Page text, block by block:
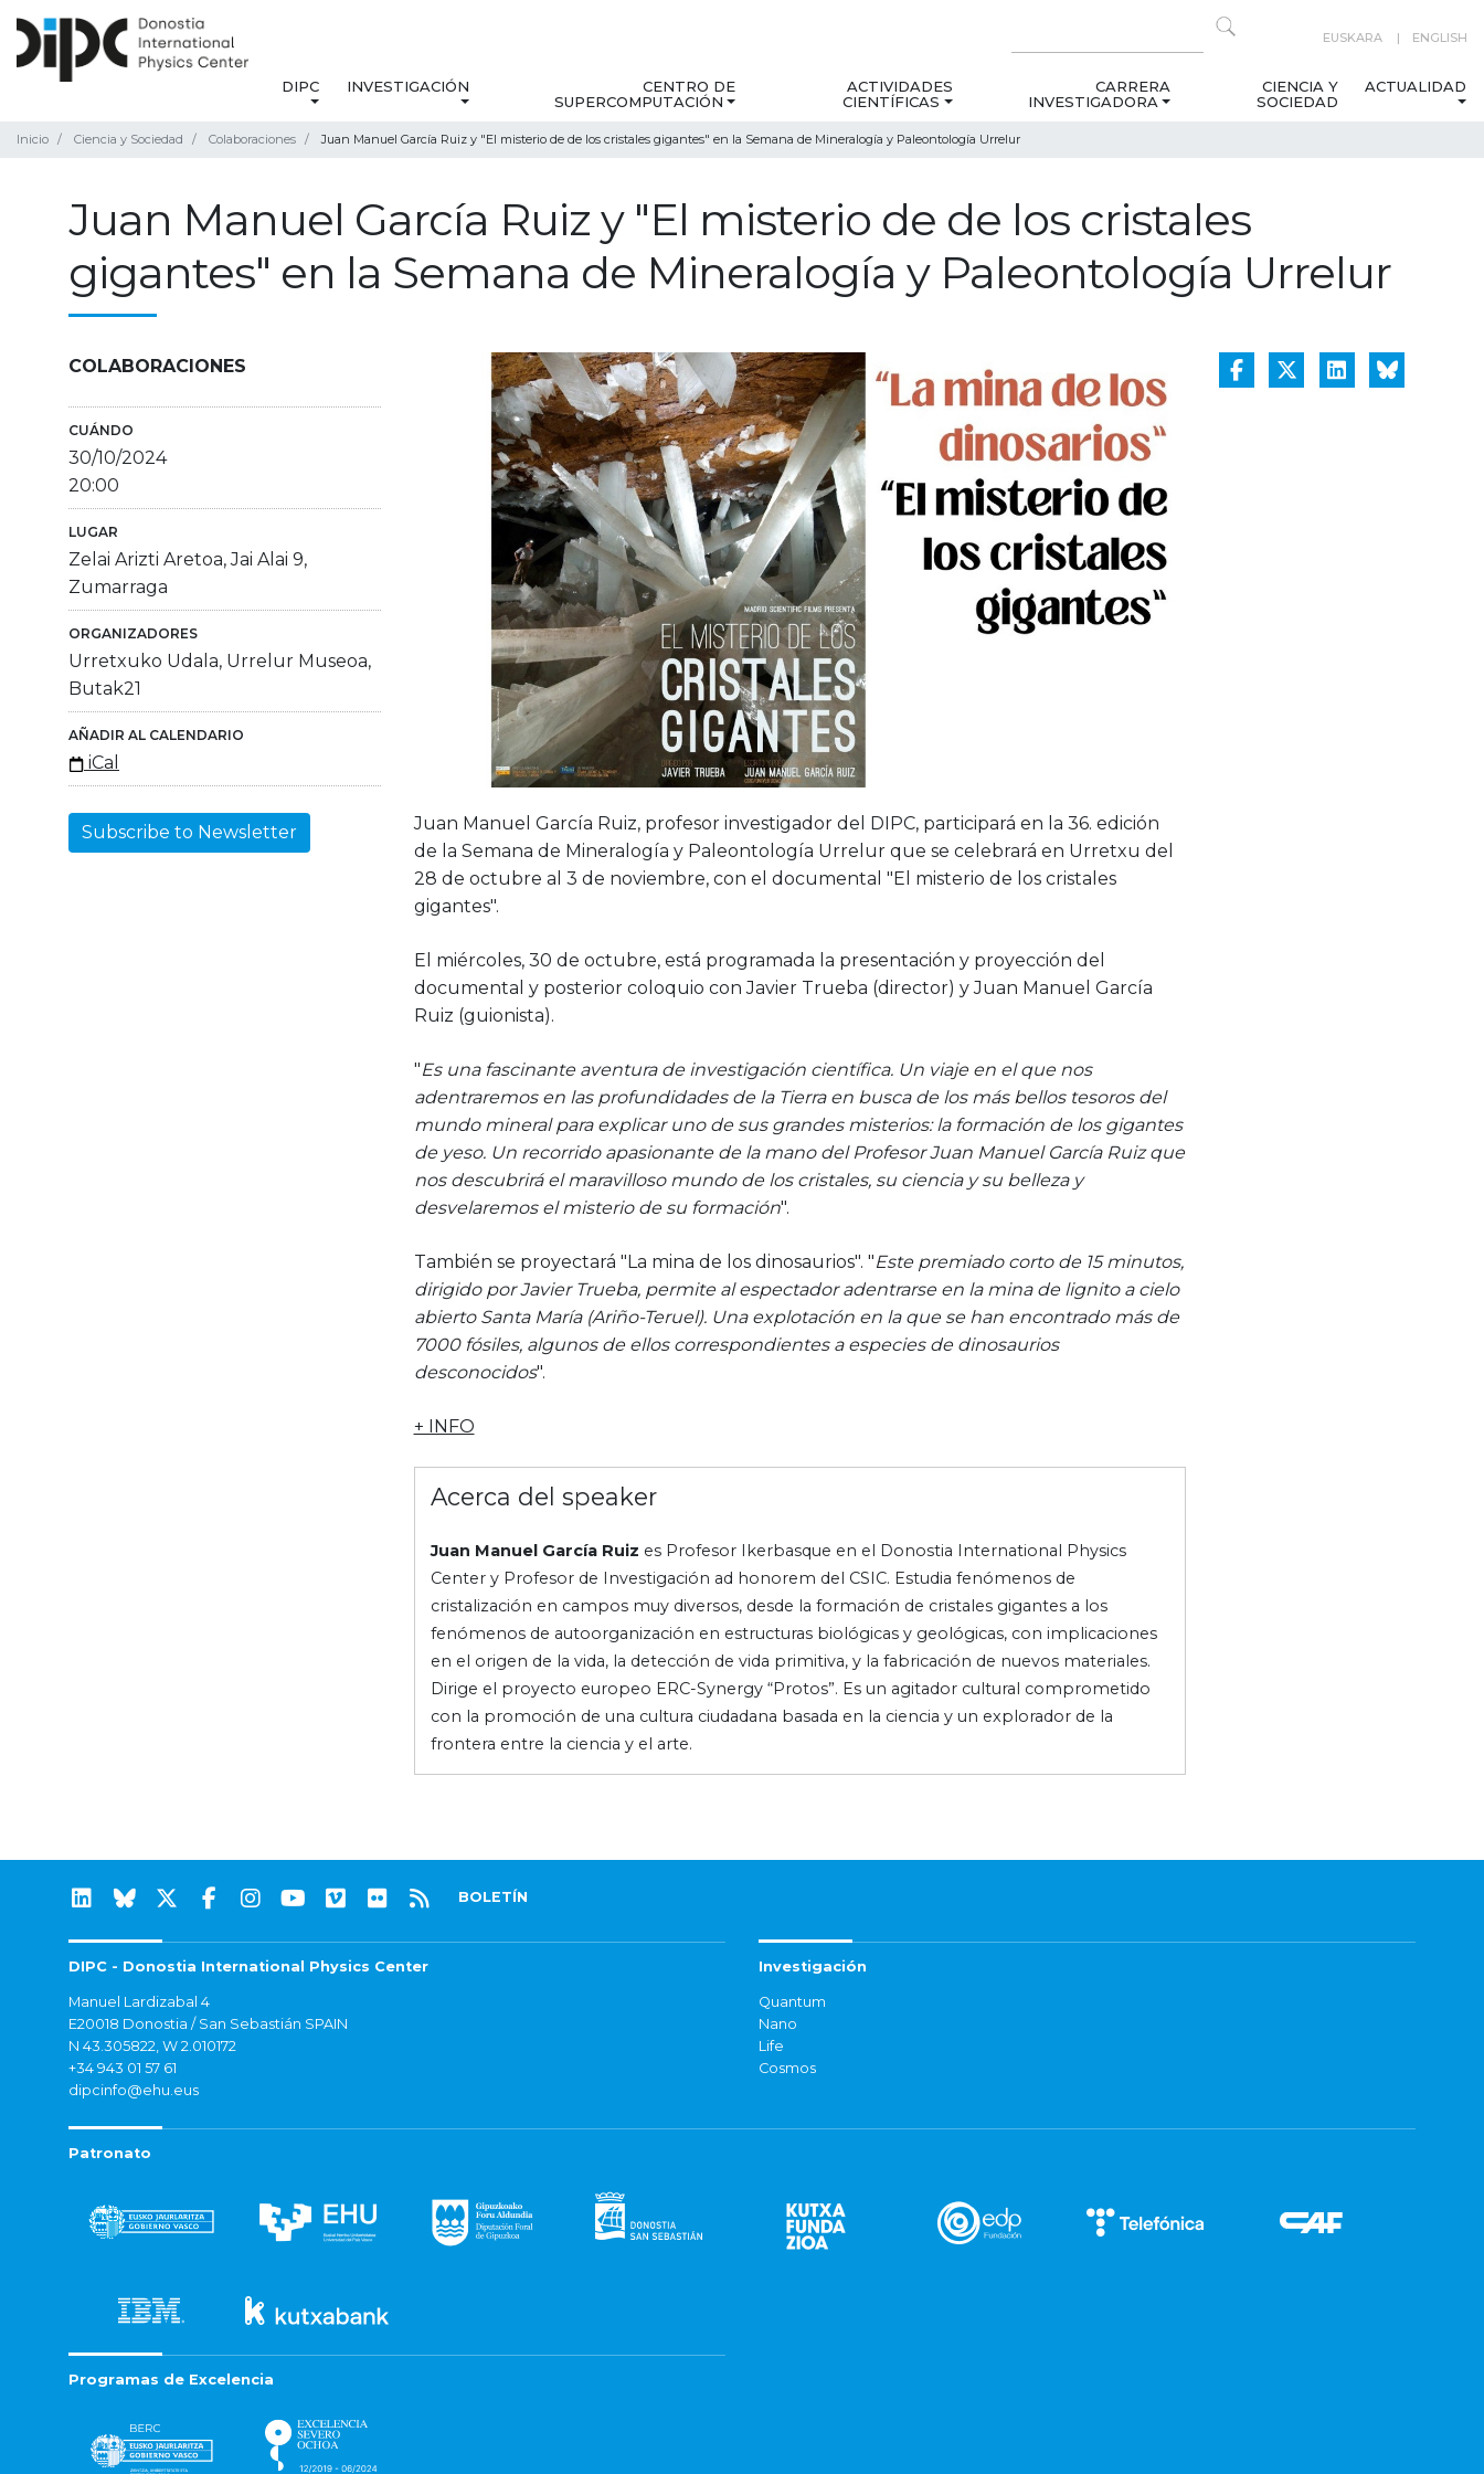
EUSKARA ENGLISH
DIPC INVESTIGACIÓN
CENTRO DE
SUPERCOMPUTACIÓN
ACTIVIDADES
CIENTÍFICAS
CARRERA
INVESTIGADORA
CIENCIA Y
SOCIEDAD
ACTUALIDAD
Inicio Ciencia y Sociedad Colaboraciones Juan Manuel García Ruiz y "El misterio de de los cristales gigantes" en la Semana de Mineralogía y Paleontología Urrelur
Juan Manuel García Ruiz y "El misterio de de los cristales
gigantes" en la Semana de Mineralogía y Paleontología Urrelur
COLABORACIONES
CUÁNDO
30/10/2024
20:00
LUGAR
Zelai Arizti Aretoa, Jai Alai 9,
Zumarraga
ORGANIZADORES
Urretxuko Udala, Urrelur Museoa,
Butak21
AÑADIR AL CALENDARIO
iCal
Subscribe to Newsletter
Juan Manuel García Ruiz, profesor investigador del DIPC, participará en la 36. edición
de la Semana de Mineralogía y Paleontología Urrelur que se celebrará en Urretxu del
28 de octubre al 3 de noviembre, con el documental "El misterio de los cristales
gigantes".
El miércoles, 30 de octubre, está programada la presentación y proyección del
documental y posterior coloquio con Javier Trueba (director) y Juan Manuel García
Ruiz (guionista).
"Es una fascinante aventura de investigación científica. Un viaje en el que nos
adentraremos en las profundidades de la Tierra en busca de los más bellos tesoros del
mundo mineral para explicar uno de sus grandes misterios: la formación de los gigantes
de yeso. Un recorrido apasionante de la mano del Profesor Juan Manuel García Ruiz que
nos descubrirá el maravilloso mundo de los cristales, su ciencia y su belleza y
desvelaremos el misterio de su formación".
También se proyectará "La mina de los dinosaurios". "Este premiado corto de 15 minutos,
dirigido por Javier Trueba, permite al espectador adentrarse en la mina de lignito a cielo
abierto Santa María (Ariño-Teruel). Una explotación en la que se han encontrado más de
7000 fósiles, algunos de ellos correspondientes a especies de dinosaurios
desconocidos".
+ INFO
Acerca del speaker
Juan Manuel García Ruiz es Profesor Ikerbasque en el Donostia International Physics
Center y Profesor de Investigación ad honorem del CSIC. Estudia fenómenos de
cristalización en campos muy diversos, desde la formación de cristales gigantes a los
fenómenos de autoorganización en estructuras biológicas y geológicas, con implicaciones
en el origen de la vida, la detección de vida primitiva, y la fabricación de nuevos materiales.
Dirige el proyecto europeo ERC-Synergy “Protos”. Es un agitador cultural comprometido
con la promoción de una cultura ciudadana basada en la ciencia y un explorador de la
frontera entre la ciencia y el arte.
BOLETÍN
DIPC - Donostia International Physics Center
Manuel Lardizabal 4
E20018 Donostia / San Sebastián SPAIN
N 43.305822, W 2.010172
+34 943 01 57 61
dipcinfo@ehu.eus
Investigación
Quantum
Nano
Life
Cosmos
Patronato
Programas de Excelencia